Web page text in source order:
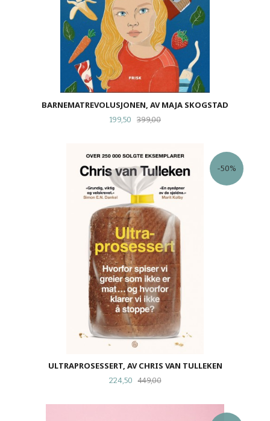
BARNEMATREVOLUSJONEN, AV MAJA SKOGSTAD
Tilbud
199,50 399,00Rabatt
ULTRAPROSESSERT, AV CHRIS VAN TULLEKEN
Tilbud
224,50 449,00Rabatt
-50%